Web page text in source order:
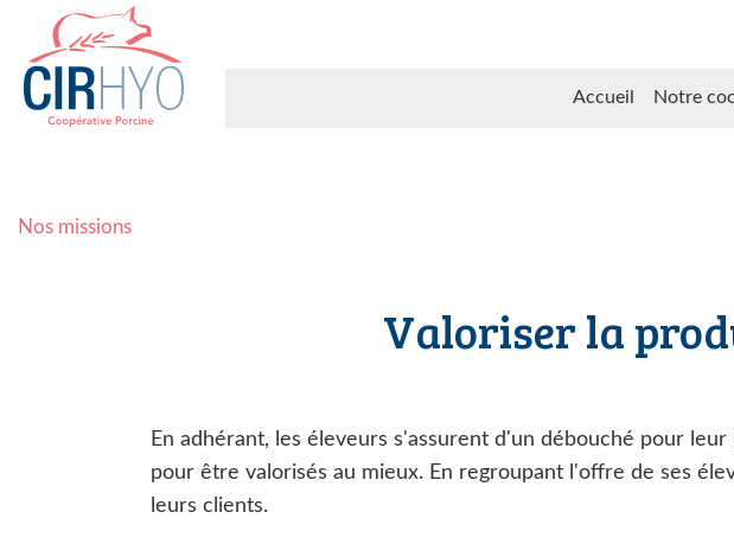
Accueil Notre
Nos missions
Valoriser la
En adhérant, les éleveurs s'assurent d'un débouché pour
pour être valorisés au mieux. En regroupant l'offre de ses
leurs clients.